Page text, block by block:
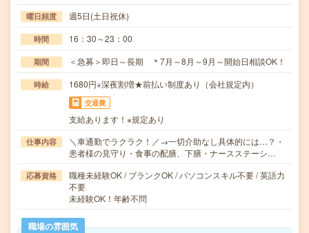
曜日頻度 週5日(土日祝休)
時間 16：30～23：00
期間 ＜急募＞即日～長期 ＊7月～8月～9月～開始日相談OK！
時給 1680円+深夜割増★前払い制度あり（会社規定内）
交通費
支給あります！※規定あり
仕事内容
＼車通勤でラクラク！／→一切介助なし具体的には…？・
患者様の見守り・食事の配膳、下膳・ナースステーシ…
応募資格
職種未経験OK / ブランクOK / パソコンスキル不要 / 英語力
不要
未経験OK！年齢不問
職場の雰囲気